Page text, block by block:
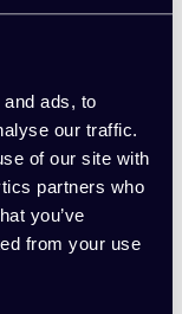
ads, to
our traffic.
of our site with
partners who
you’ve
from your use